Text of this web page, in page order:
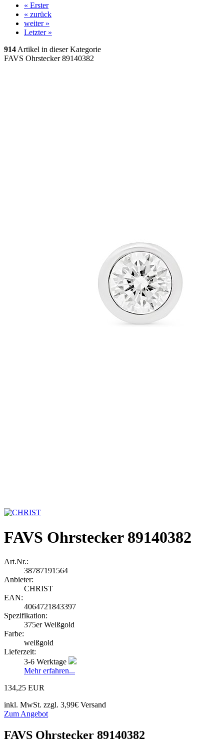
« Erster
« zurück
weiter »
Letzter »
914 Artikel in dieser Kategorie
FAVS Ohrstecker 89140382
FAVS Ohrstecker 89140382
Art.Nr.:
38787191564
Anbieter:
CHRIST
EAN:
4064721843397
Spezifikation:
375er Weißgold
Farbe:
weißgold
Lieferzeit:
3-6 Werktage
Mehr erfahren...
134,25 EUR
inkl. MwSt. zzgl. 3,99€ Versand
Zum Angebot
FAVS Ohrstecker 89140382